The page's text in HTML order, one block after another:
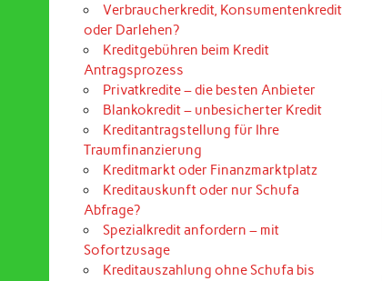
Verbraucherkredit, Konsumentenkredit
oder Darlehen?
Kreditgebühren beim Kredit
Antragsprozess
Privatkredite – die besten Anbieter
Blankokredit – unbesicherter Kredit
Kreditantragstellung für Ihre
Traumfinanzierung
Kreditmarkt oder Finanzmarktplatz
Kreditauskunft oder nur Schufa
Abfrage?
Spezialkredit anfordern – mit
Sofortzusage
Kreditauszahlung ohne Schufa bis